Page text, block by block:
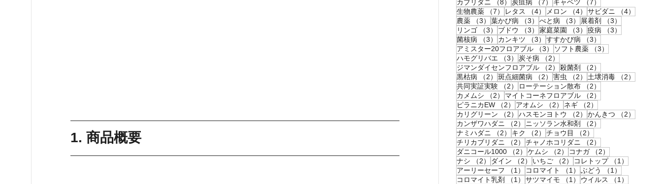
1. 商品概要
カブリダニ
（8） 炭疽病 （7） キャベツ （7）
生物農薬
（7） 7件の記事
レタス （4） 4件の記事
メロン （4） 4件の記事
サビダニ （4）
農薬
（3） 3件の記事
葉かび病 （3） 3件の記事
べと病 （3） 3件の記事
展着剤 （3）
リンゴ
（3） 3件の記事
ブドウ （3） 3件の記事
家庭菜園 （3） 3件の記事
疫病 （3）
菌核病
（3） 3件の記事
カンキツ （3） 3件の記事
すすかび病 （3）
アミスター20フロアブル
（3） 3件の記事
ソフト農薬 （3）
ハモグリバエ
（3） 3件の記事
炭そ病 （2）
ジマンダイセンフロアブル
（2） 2件の記事
殺菌剤 （2）
黒枯病
（2） 2件の記事
斑点細菌病 （2） 2件の記事
害虫 （2） 2件の記事
土壌消毒 （2）
共同実証実験
（2） 2件の記事
ローテーション散布 （2）
カメムシ
（2） 2件の記事
マイトコーネフロアブル （2）
ピラニカEW
（2） 2件の記事
アオムシ （2） 2件の記事
ネギ （2）
カリグリーン
（2） 2件の記事
ハスモンヨトウ （2） 2件の記事
かんきつ （2）
カンザワハダニ
（2） 2件の記事
ニッソラン水和剤 （2）
ナミハダニ
（2） 2件の記事
キク （2） 2件の記事
チョウ目 （2）
チリカブリダニ
（2） 2件の記事
チャノホコリダニ （2）
ダニコール1000
（2） 2件の記事
ケムシ （2） 2件の記事
コナガ （2）
ナシ
（2） 2件の記事
ダイン （2） 2件の記事
いちご （2） 2件の記事
コレトップ （1）
アーリーセーフ
（1） 1件の記事
コロマイト （1） 1件の記事
ぶどう （1）
コロマイト乳剤
（1） 1件の記事
サツマイモ （1） 1件の記事
ウイルス （1）